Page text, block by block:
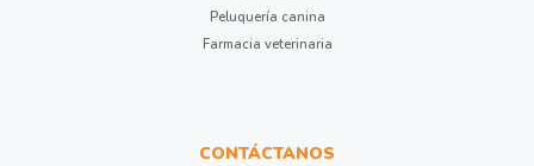
Peluquería canina
Farmacia veterinaria
CONTÁCTANOS